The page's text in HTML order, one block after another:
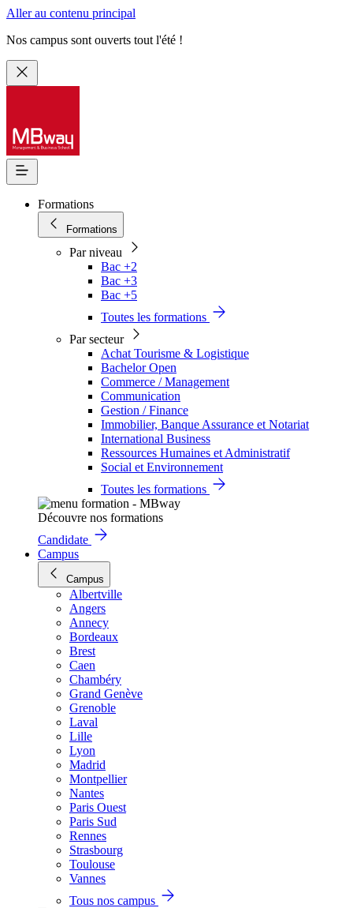
Aller au contenu principal
Nos campus sont ouverts tout l'été !
Formations
Formations
Par niveau
Bac +2
Bac +3
Bac +5
Toutes les formations
Par secteur
Achat Tourisme & Logistique
Bachelor Open
Commerce / Management
Communication
Gestion / Finance
Immobilier, Banque Assurance et Notariat
International Business
Ressources Humaines et Administratif
Social et Environnement
Toutes les formations
Découvre nos formations
Candidate
Campus
Campus
Albertville
Angers
Annecy
Bordeaux
Brest
Caen
Chambéry
Grand Genève
Grenoble
Laval
Lille
Lyon
Madrid
Montpellier
Nantes
Paris Ouest
Paris Sud
Rennes
Strasbourg
Toulouse
Vannes
Tous nos campus